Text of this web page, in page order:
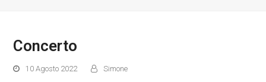
Concerto
10 Agosto 2022 Simone